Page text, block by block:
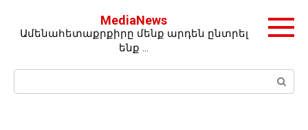
контенту
MediaNews
Ամենահետաքրքիրը մենք արդեն ընտրել
ենք …
Поиск: